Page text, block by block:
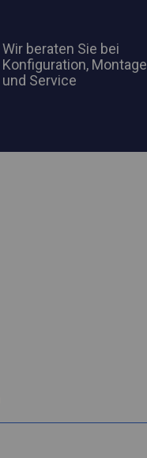
Wir beraten Sie bei
Konfiguration, Montage
und Service